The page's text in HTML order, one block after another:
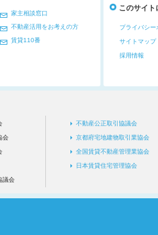
家主相談窓口
不動産活用をお考えの方
賃貸110番
このサイト
プライバシー
サイトマップ
採用情報
会
議会
不動産公正取引協議会
京都府宅地建物取引業協会
全国賃貸不動産管理業協会
日本賃貸住宅管理協会